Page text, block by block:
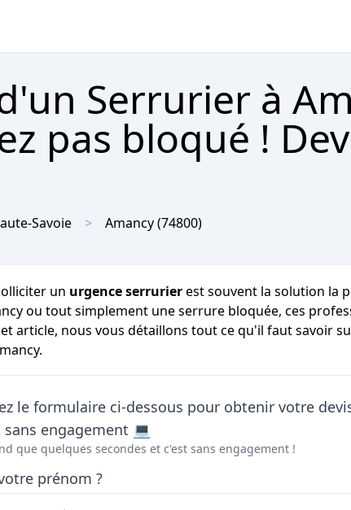
Serrurier à
pas bloqué !
Savoie Amancy(74800)
un urgence serrurierest souvent la solution la
ou tout simplement une serrure bloquée, ces
article, nous vous détaillons tout ce qu'il faut savoir
le formulaire ci-dessous pour obtenir votre
engagement 💻
que quelques secondes et c'est sans engagement !
prénom ?